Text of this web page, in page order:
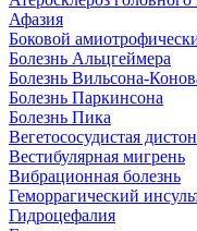
Афазия
Боковой
Болезнь Альцгеймера
Болезнь Вильсона-
Болезнь Паркинсона
Болезнь Пика
Вегетососудистая
Вестибулярная мигрень
Вибрационная болезнь
Геморрагический
Гидроцефалия